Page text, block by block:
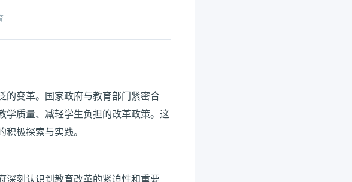
的变革。国家政府与教育部门紧密合
学质量、减轻学生负担的改革政策。这
极探索与实践。
深刻认识到教育改革的紧迫性和重要